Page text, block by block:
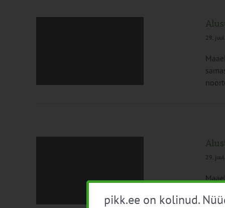
29.
29.
pikk.ee on kolinud.